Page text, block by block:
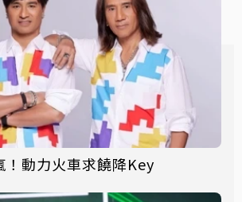
！動力火車求饒降Key